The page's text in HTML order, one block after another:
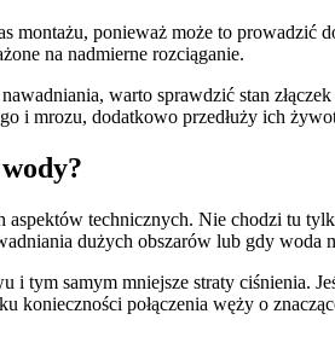
ponieważ może to prowadzić
na nadmierne rozciąganie.
warto sprawdzić stan
i mrozu, dodatkowo przedłuży ich
technicznych. Nie chodzi tu
dużych obszarów lub gdy woda
samym mniejsze straty ciśnienia.
połączenia węży o